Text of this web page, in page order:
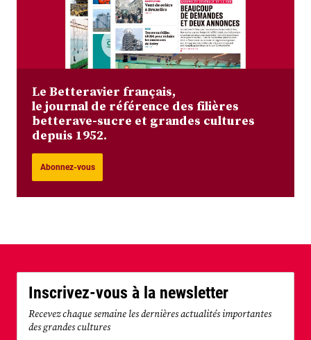
Le Betteravier français,
le journal de référence des filières
betterave-sucre et grandes cultures
depuis 1952.
Abonnez-vous
Inscrivez-vous à la newsletter
Recevez chaque semaine les dernières actualités importantes
des grandes cultures